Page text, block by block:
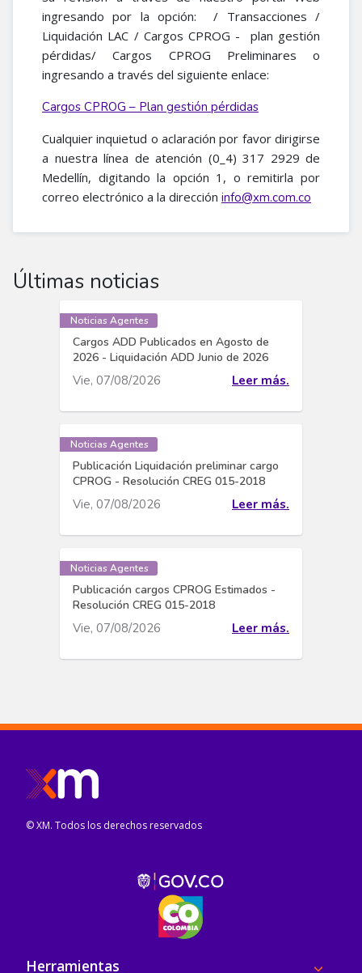
ingresando por la opción: / Transacciones /
Liquidación LAC / Cargos CPROG - plan gestión
pérdidas/ Cargos CPROG Preliminares o
ingresando a través del siguiente enlace:
Cargos CPROG – Plan gestión pérdidas
Cualquier inquietud o aclaración por favor dirigirse
a nuestra línea de atención (0_4) 317 2929 de
Medellín, digitando la opción 1, o remitirla por
correo electrónico a la dirección info@xm.com.co
Últimas noticias
Noticias Agentes
Cargos ADD Publicados en Agosto de
2026 - Liquidación ADD Junio de 2026
Vie, 07/08/2026 Leer más.
Noticias Agentes
Publicación Liquidación preliminar cargo
CPROG - Resolución CREG 015-2018
Vie, 07/08/2026 Leer más.
Noticias Agentes
Publicación cargos CPROG Estimados -
Resolución CREG 015-2018
Vie, 07/08/2026 Leer más.
© XM. Todos los derechos reservados
Pie de página
Herramientas